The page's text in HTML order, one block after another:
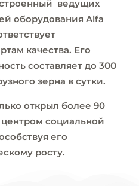
ведущих
оборудования Alfa
качества. Его
составляет до 300
зерна в сутки.
открыл более 90
социальной
его
росту.